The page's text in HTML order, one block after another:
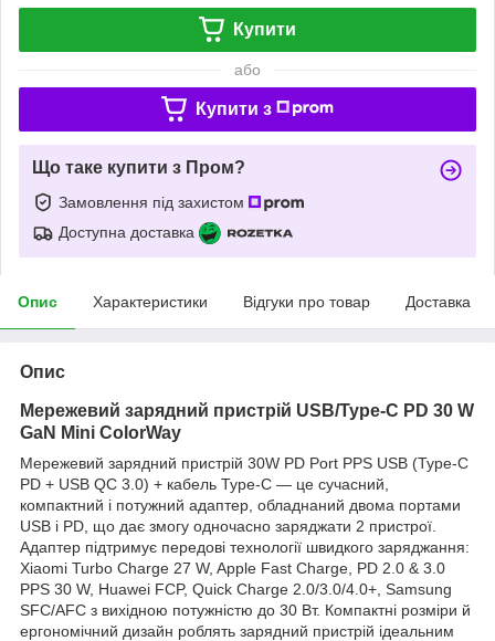
Купити
або
Купити з
Що таке купити з Пром?
Замовлення під захистом
Доступна доставка
Опис Характеристики Відгуки про товар Доставка
Опис
Мережевий зарядний пристрій USB/Type-C PD 30 W
GaN Mini ColorWay
Мережевий зарядний пристрій 30W PD Port PPS USB (Type-C
PD + USB QC 3.0) + кабель Type-C — це сучасний,
компактний і потужний адаптер, обладнаний двома портами
USB і PD, що дає змогу одночасно заряджати 2 пристрої.
Адаптер підтримує передові технології швидкого заряджання:
Xiaomi Turbo Charge 27 W, Apple Fast Charge, PD 2.0 & 3.0
PPS 30 W, Huawei FCP, Quick Charge 2.0/3.0/4.0+, Samsung
SFC/AFC з вихідною потужністю до 30 Вт. Компактні розміри й
ергономічний дизайн роблять зарядний пристрій ідеальним